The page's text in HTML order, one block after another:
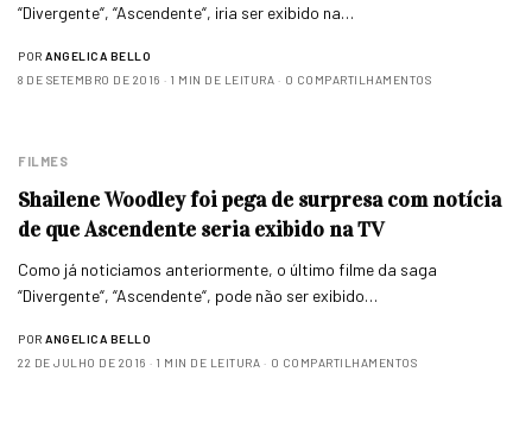
“Divergente“, “Ascendente“, iria ser exibido na…
POR ANGELICA BELLO
8 DE SETEMBRO DE 2016
1 MIN DE LEITURA 0 COMPARTILHAMENTOS
FILMES
Shailene Woodley foi pega de surpresa com notícia
de que Ascendente seria exibido na TV
Como já noticiamos anteriormente, o último filme da saga
“Divergente“, “Ascendente“, pode não ser exibido…
POR ANGELICA BELLO
22 DE JULHO DE 2016
1 MIN DE LEITURA 0 COMPARTILHAMENTOS